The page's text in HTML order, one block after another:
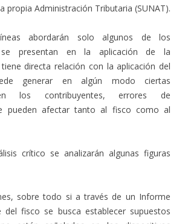
propia Administración Tributaria (SUNAT).
abordarán solo algunos de los
presentan en la aplicación de la
directa relación con la aplicación del
generar en algún modo ciertas
los contribuyentes, errores de
pueden afectar tanto al fisco como al
crítico se analizarán algunas figuras
sobre todo si a través de un Informe
fisco se busca establecer supuestos